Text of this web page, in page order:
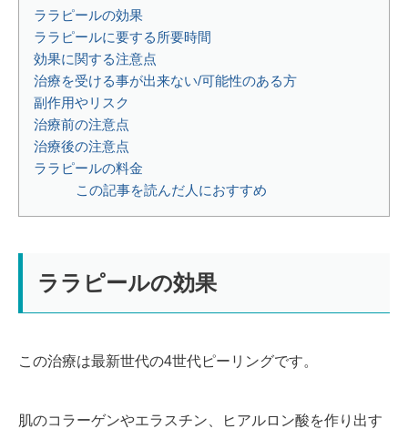
ララピールの効果
ララピールに要する所要時間
効果に関する注意点
治療を受ける事が出来ない/可能性のある方
副作用やリスク
治療前の注意点
治療後の注意点
ララピールの料金
この記事を読んだ人におすすめ
ララピールの効果
この治療は最新世代の4世代ピーリングです。
肌のコラーゲンやエラスチン、ヒアルロン酸を作り出す